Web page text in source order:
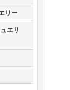
リー
エリ